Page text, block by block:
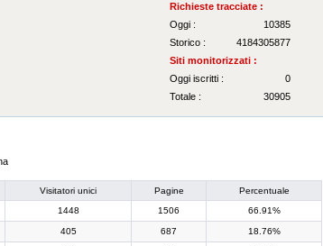
Richieste tracciate :
Oggi :
10385
Storico :
4184305877
Siti monitorizzati :
Oggi iscritti :
0
Totale :
30905
Visitatori unici Pagine
Percentuale
1448 1506 66.91%
405 687 18.76%